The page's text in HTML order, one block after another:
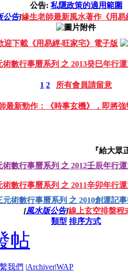
公告: 私隱政策的適用範圍
公告]緣生老師最新風水著作《用易
迎下載《用易經‧旺家宅》電子版
術數行事曆系列 之 2013癸巳年行
1 2 所有會員請留意
最新勁作：《時事玄機》，即將強
『給大
術數行事曆系列 之 2012壬辰年行
術數行事曆系列 之 2011辛卯年行
元術數行事曆系列 之 2010創運記
[風水版公告]線上玄空排盤程
類型 排序方式
帖
我們 |Archiver|WAP